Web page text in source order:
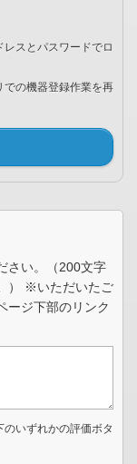
スとパスワードでロ
での機器登録作業を再
さい。（200文字
） ※いただいたご
ージ下部のリンク
いずれかの評価ボタ